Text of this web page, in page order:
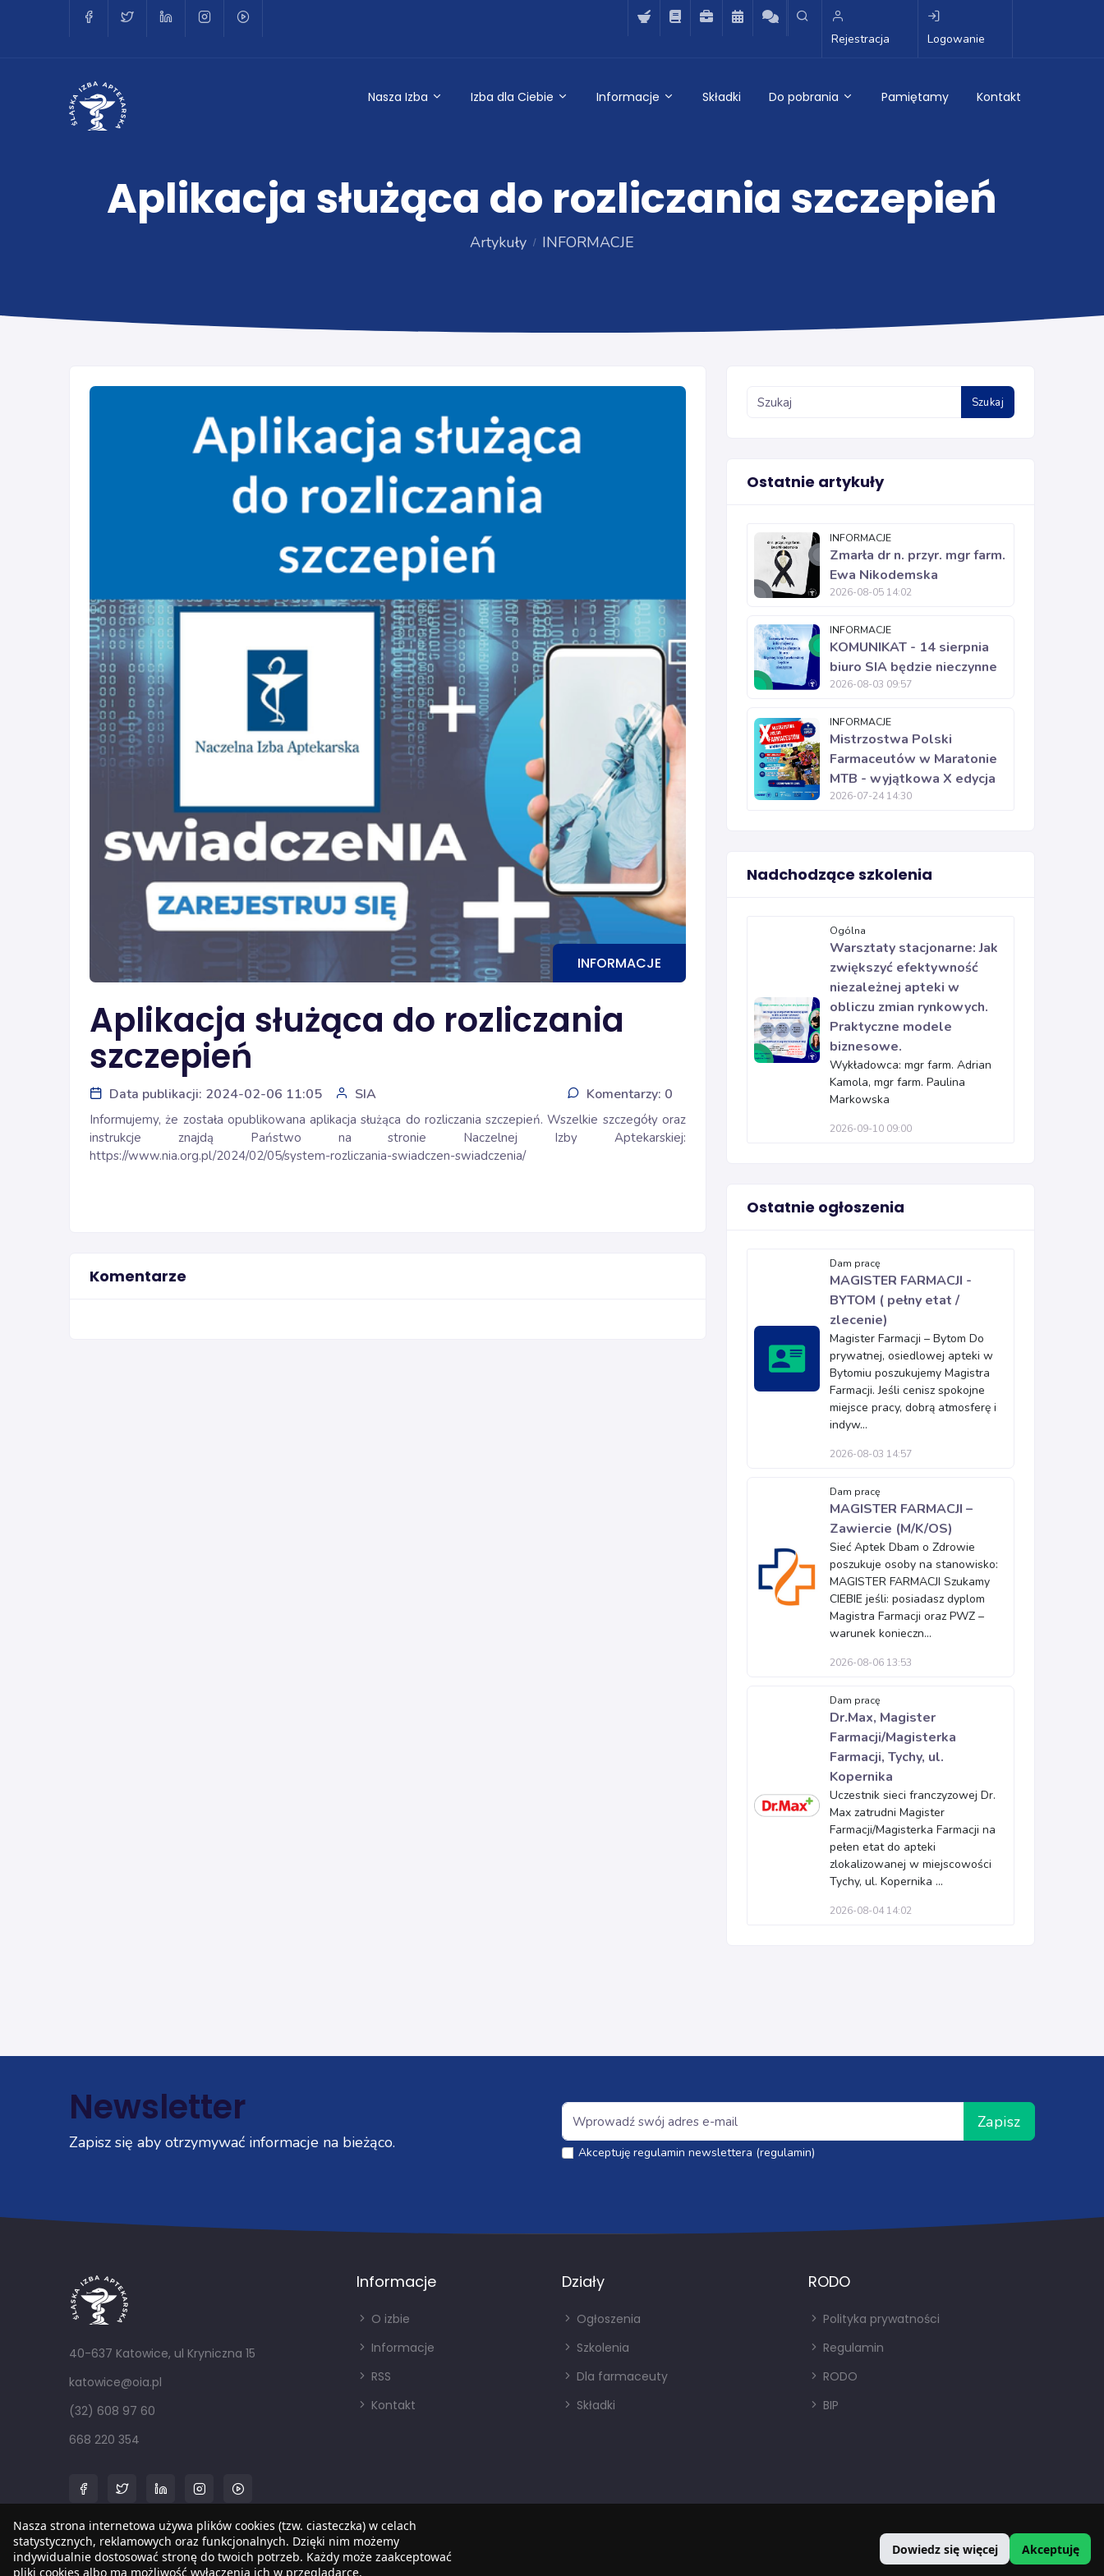
Rejestracja Logowanie
Nasza Izba Izba dla Ciebie Informacje Składki Do pobrania Pamiętamy Kontakt
Aplikacja służąca do rozliczania szczepień
Artykuły INFORMACJE
INFORMACJE
Aplikacja służąca do rozliczania
szczepień
Data publikacji: 2024-02-06 11:05 SIA Komentarzy: 0
Informujemy, że została opublikowana aplikacja służąca do rozliczania szczepień. Wszelkie szczegóły oraz
instrukcje znajdą Państwo na stronie Naczelnej Izby Aptekarskiej:
https://www.nia.org.pl/2024/02/05/system-rozliczania-swiadczen-swiadczenia/
Komentarze
Szukaj
Ostatnie artykuły
INFORMACJE
Zmarła dr n. przyr. mgr farm.
Ewa Nikodemska
2026-08-05 14:02
INFORMACJE
KOMUNIKAT - 14 sierpnia
biuro SIA będzie nieczynne
2026-08-03 09:57
INFORMACJE
Mistrzostwa Polski
Farmaceutów w Maratonie
MTB - wyjątkowa X edycja
2026-07-24 14:30
Nadchodzące szkolenia
Ogólna
Warsztaty stacjonarne: Jak
zwiększyć efektywność
niezależnej apteki w
obliczu zmian rynkowych.
Praktyczne modele
biznesowe.
Wykładowca: mgr farm. Adrian
Kamola, mgr farm. Paulina
Markowska
2026-09-10 09:00
Ostatnie ogłoszenia
Dam pracę
MAGISTER FARMACJI -
BYTOM ( pełny etat /
zlecenie)
Magister Farmacji – Bytom Do
prywatnej, osiedlowej apteki w
Bytomiu poszukujemy Magistra
Farmacji. Jeśli cenisz spokojne
miejsce pracy, dobrą atmosferę i
indyw...
2026-08-03 14:57
Dam pracę
MAGISTER FARMACJI –
Zawiercie (M/K/OS)
Sieć Aptek Dbam o Zdrowie
poszukuje osoby na stanowisko:
MAGISTER FARMACJI Szukamy
CIEBIE jeśli: posiadasz dyplom
Magistra Farmacji oraz PWZ –
warunek konieczn...
2026-08-06 13:53
Dam pracę
Dr.Max, Magister
Farmacji/Magisterka
Farmacji, Tychy, ul.
Kopernika
Uczestnik sieci franczyzowej Dr.
Max zatrudni Magister
Farmacji/Magisterka Farmacji na
pełen etat do apteki
zlokalizowanej w miejscowości
Tychy, ul. Kopernika ...
2026-08-04 14:02
Newsletter
Zapisz się aby otrzymywać informacje na bieżąco.
Zapisz
Akceptuję regulamin newslettera (regulamin)
40-637 Katowice, ul Kryniczna 15
katowice@oia.pl
(32) 608 97 60
668 220 354
Informacje
O izbie
Informacje
RSS
Kontakt
Działy
Ogłoszenia
Szkolenia
Dla farmaceuty
Składki
RODO
Polityka prywatności
Regulamin
RODO
BIP
Copyright © 2022
Nasza strona internetowa używa plików cookies (tzw. ciasteczka) w celach
statystycznych, reklamowych oraz funkcjonalnych. Dzięki nim możemy
indywidualnie dostosować stronę do twoich potrzeb. Każdy może zaakceptować
pliki cookies albo ma możliwość wyłączenia ich w przeglądarce.
Dowiedz się więcej Akceptuję